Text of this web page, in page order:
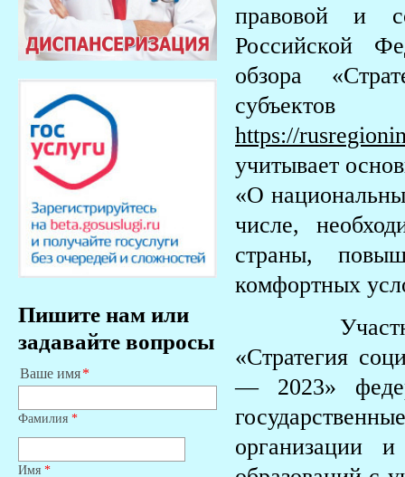
Пишите нам или
задавайте вопросы
Ваше имя
Фамилия *
Имя *
правовой и
Российской
обзора
https://
учитывает
«О
числе,
страны,
комфортных
Участники
«Стратегия
— 2023»
организации